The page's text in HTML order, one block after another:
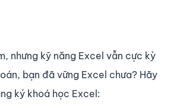
nhưng kỹ năng Excel vẫn cực kỳ
bạn đã vững Excel chưa? Hãy
ký khoá học Excel: